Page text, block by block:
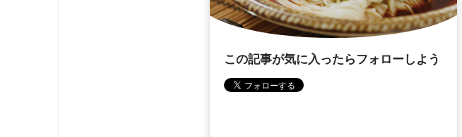
この記事が気に入ったらフォローしよう